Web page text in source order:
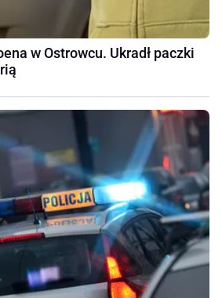
w Ostrowcu. Ukradł paczki